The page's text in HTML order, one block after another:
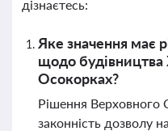
дізнаєтесь:
Яке значення має
щодо
Осокорках?
Рішення Верховного
законність